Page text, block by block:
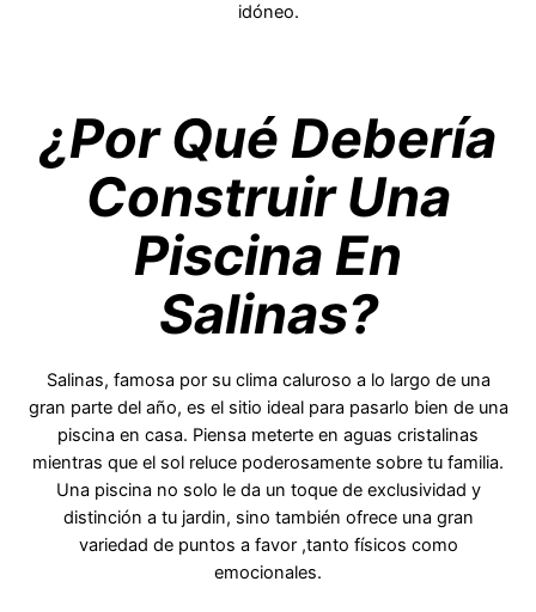
idóneo.
¿Por Qué Debería
Construir Una
Piscina En
Salinas?
Salinas, famosa por su clima caluroso a lo largo de una
gran parte del año, es el sitio ideal para pasarlo bien de una
piscina en casa. Piensa meterte en aguas cristalinas
mientras que el sol reluce poderosamente sobre tu familia.
Una piscina no solo le da un toque de exclusividad y
distinción a tu jardin, sino también ofrece una gran
variedad de puntos a favor ,tanto físicos como
emocionales.